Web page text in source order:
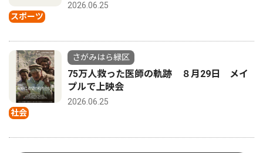
スポーツ
2026.06.25
社会
さがみはら緑区
75万人救った医師の軌跡 ８月29日 メイ
プルで上映会
2026.06.25